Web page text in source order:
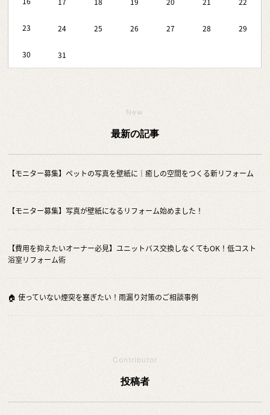
23 24 25 26 27 28 29
30 31
New
最新の記事
【モニター募集】ペットの写真を壁紙に｜癒しの空間をつくる新リフォーム
【モニター募集】写真が壁紙になるリフォーム始めました！
【費用を抑えたいオーナー必見】ユニットバス交換しなくてもOK！低コスト
浴室リフォーム術
🏠 使っていない煙突を塞ぎたい！雨漏り対策のご相談事例
Contributor
投稿者